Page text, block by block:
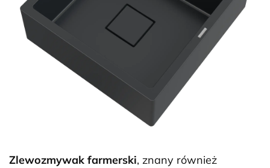
Zlewozmywak farmerski, znany również